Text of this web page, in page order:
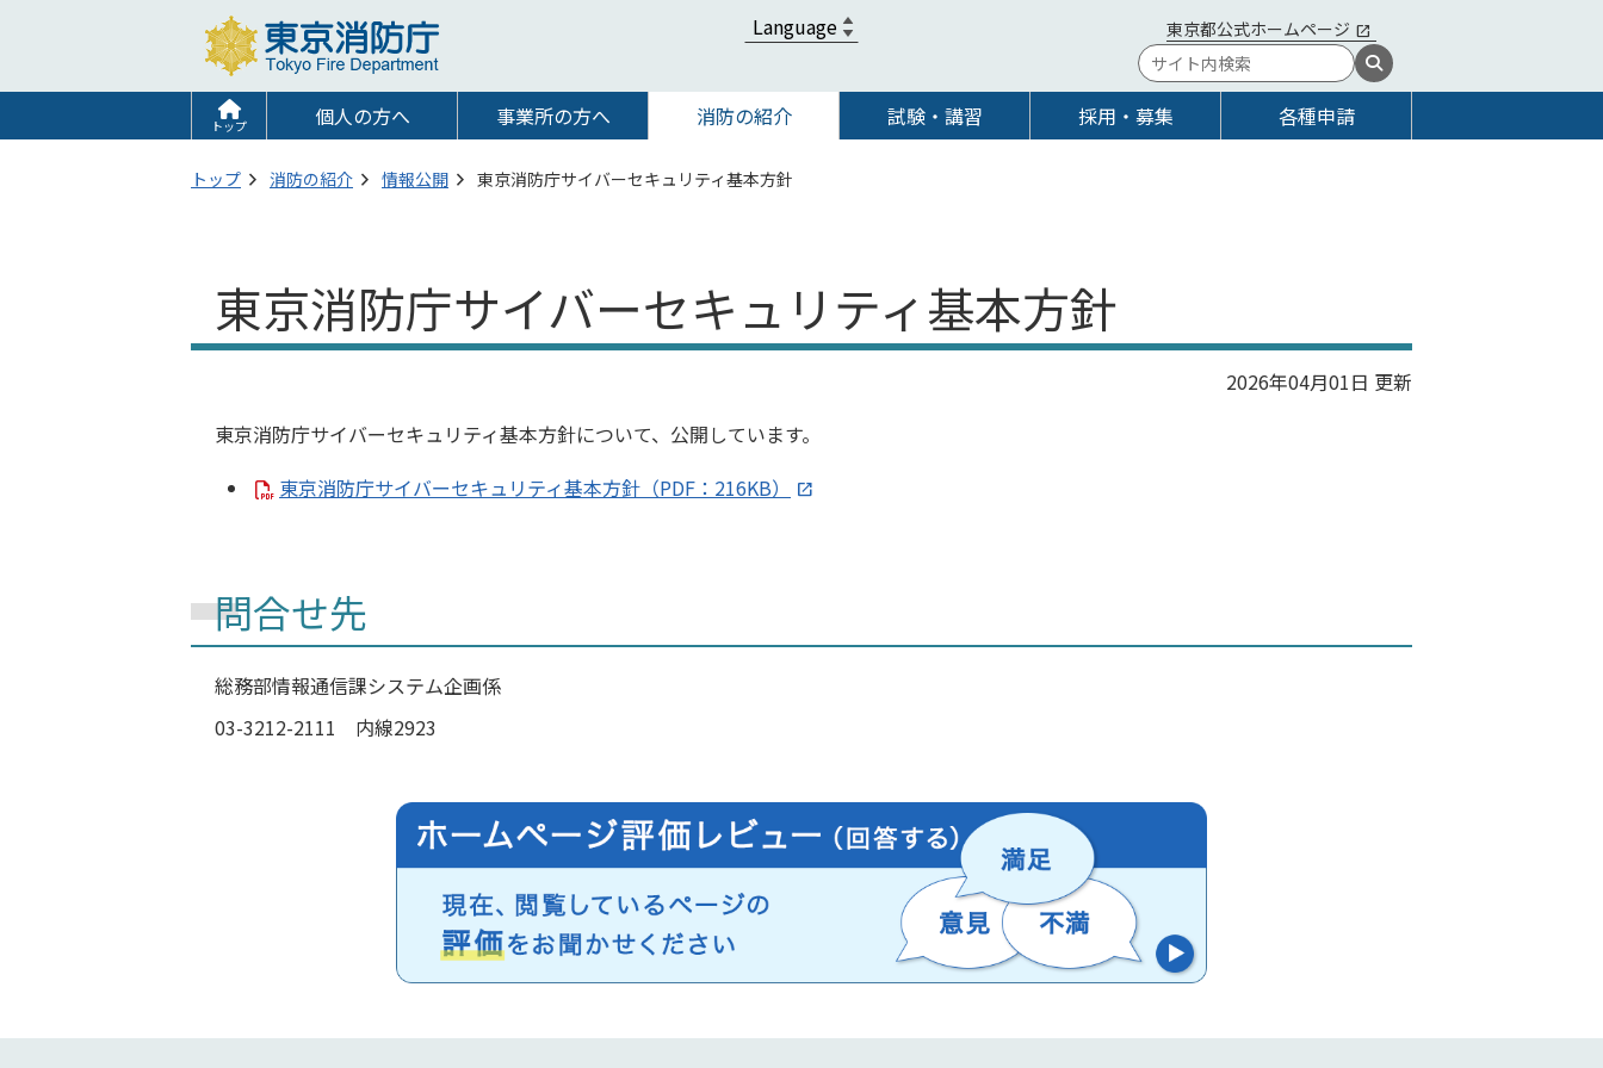
東京都公式ホームページ
トップ 個人の方へ 事業所の方へ 消防の紹介 試験・講習 採用・募集 各種申請
トップ 消防の紹介 情報公開 東京消防庁サイバーセキュリティ基本方針
東京消防庁サイバーセキュリティ基本方針
2026年04月01日 更新
東京消防庁サイバーセキュリティ基本方針について、公開しています。
東京消防庁サイバーセキュリティ基本方針（PDF：216KB）
問合せ先
総務部情報通信課システム企画係
03-3212-2111 内線2923